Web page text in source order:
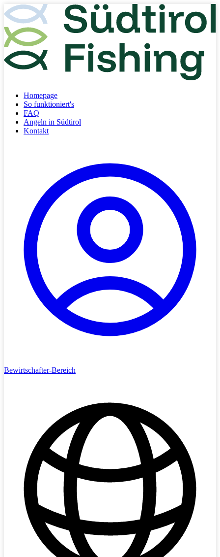
Homepage
So funktioniert's
FAQ
Angeln in Südtirol
Kontakt
Bewirtschafter-Bereich